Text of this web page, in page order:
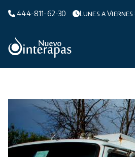
444-811-62-30 Lunes a Viernes
Organismo